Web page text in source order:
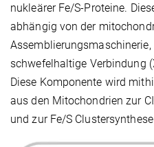
nukleärer Fe/S-Proteine.
abhängig von der
schwefelhaltige Verbindung
Diese Komponente wird
aus den Mitochondrien zur
und zur Fe/S